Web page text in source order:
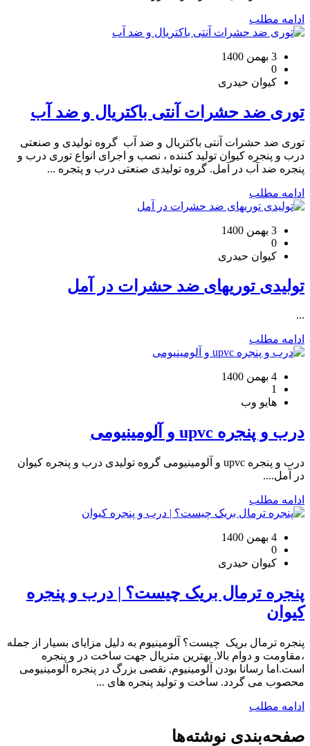
ادامه مطلب
3 بهمن 1400
0
کیوان حیدری
توری ضد حشرات آنتی باکتریال و ضد آب
توری ضد حشرات آنتی باکتریال و ضد آب گروه تولیدی و صنعتی
درب و پنجره کیوان تولید کننده ، نصب و اجرای انواع توری درب و
پنجره ضد آب در آمل. گروه تولیدی صنعتی درب و پتجره ...
ادامه مطلب
3 بهمن 1400
0
کیوان حیدری
تولیدی توریهای ضد حشرات در آمل
...
ادامه مطلب
4 بهمن 1400
1
هایو وب
درب و پنجره upvc و آلومینیومی
درب و پنجره upvc و آلومینیومی گروه تولیدی درب و پنجره کیوان
در آمل....
ادامه مطلب
4 بهمن 1400
0
کیوان حیدری
پنجره ترمال بریک چیست؟ | درب و پنجره
کیوان
پنجره ترمال بریک چیست؟ آلومینیوم به دلیل مزایای بسیار از جمله
،مقاومت و دوام بالا, بهترین متریال جهت ساخت در و پنجره
است.اما رسانا بودن آلومینیوم, نقصی بزرگ در پنجره آلومینیومی
محصوب می گردد. ساخت و تولید پنجره های ...
ادامه مطلب
صفحه‌بندی نوشته‌ها